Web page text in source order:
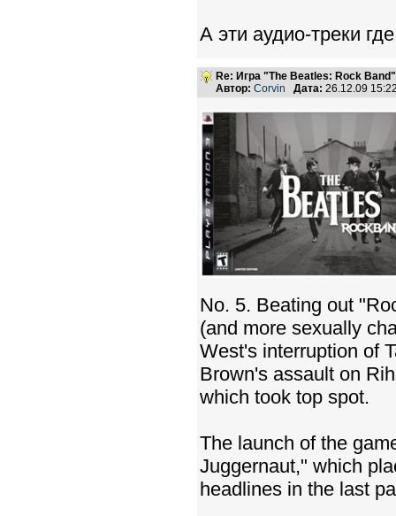
А эти аудио-треки
Re: Игра "The Beatles: Rock Band"
Автор: Corvin Дата: 26.12.09
No. 5. Beating out
(and more sexually
West's interruption of
Brown's assault on
which took top spot.
The launch of the
Juggernaut," which
headlines in the last